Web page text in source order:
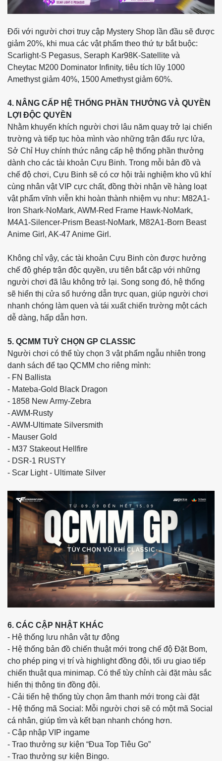
Đối với người chơi truy cập Mystery Shop lần đầu sẽ được
giảm 20%, khi mua các vật phẩm theo thứ tự bắt buộc:
Scarlight-S Pegasus, Seraph Kar98K-Satellite và
Cheytac M200 Dominator Infinity, tiêu tích lũy 1000
Amethyst giảm 40%, 1500 Amethyst giảm 60%.
4. NÂNG CẤP HỆ THỐNG PHẦN THƯỞNG VÀ QUYỀN
LỢI ĐỘC QUYỀN
Nhằm khuyến khích người chơi lâu năm quay trở lại chiến
trường và tiếp tục hòa mình vào những trận đấu rực lửa,
Sở Chỉ Huy chính thức nâng cấp hệ thống phần thưởng
dành cho các tài khoản Cựu Binh. Trong mỗi bản đồ và
chế độ chơi, Cựu Binh sẽ có cơ hội trải nghiệm kho vũ khí
cùng nhân vật VIP cực chất, đồng thời nhận về hàng loạt
vật phẩm vĩnh viễn khi hoàn thành nhiệm vụ như: M82A1-
Iron Shark-NoMark, AWM-Red Frame Hawk-NoMark,
M4A1-Silencer-Prism Beast-NoMark, M82A1-Born Beast
Anime Girl, AK-47 Anime Girl.
Không chỉ vậy, các tài khoản Cựu Binh còn được hưởng
chế độ ghép trận độc quyền, ưu tiên bắt cặp với những
người chơi đã lâu không trở lại. Song song đó, hệ thống
sẽ hiển thị cửa sổ hướng dẫn trực quan, giúp người chơi
nhanh chóng làm quen và tái xuất chiến trường một cách
dễ dàng, hấp dẫn hơn.
5. QCMM TUỲ CHỌN GP CLASSIC
Người chơi có thể tùy chọn 3 vật phẩm ngẫu nhiên trong
danh sách để tạo QCMM cho riêng mình:
- FN Ballista
- Mateba-Gold Black Dragon
- 1858 New Army-Zebra
- AWM-Rusty
- AWM-Ultimate Silversmith
- Mauser Gold
- M37 Stakeout Hellfire
- DSR-1 RUSTY
- Scar Light - Ultimate Silver
6. CÁC CẬP NHẬT KHÁC
- Hệ thống lưu nhân vật tự động
- Hệ thống bản đồ chiến thuật mới trong chế độ Đặt Bom,
cho phép ping vị trí và highlight đồng đội, tối ưu giao tiếp
chiến thuật qua minimap. Có thể tùy chỉnh cài đặt màu sắc
hiển thị thông tin đồng đội.
- Cải tiến hệ thống tùy chọn âm thanh mới trong cài đặt
- Hệ thống mã Social: Mỗi người chơi sẽ có một mã Social
cá nhân, giúp tìm và kết bạn nhanh chóng hơn.
- Cập nhập VIP ingame
- Trao thưởng sự kiện “Đua Top Tiêu Go”
- Trao thưởng sự kiện Bingo.